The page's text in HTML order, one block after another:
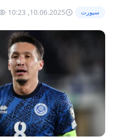
سپورت 10.06.2025, 10:23